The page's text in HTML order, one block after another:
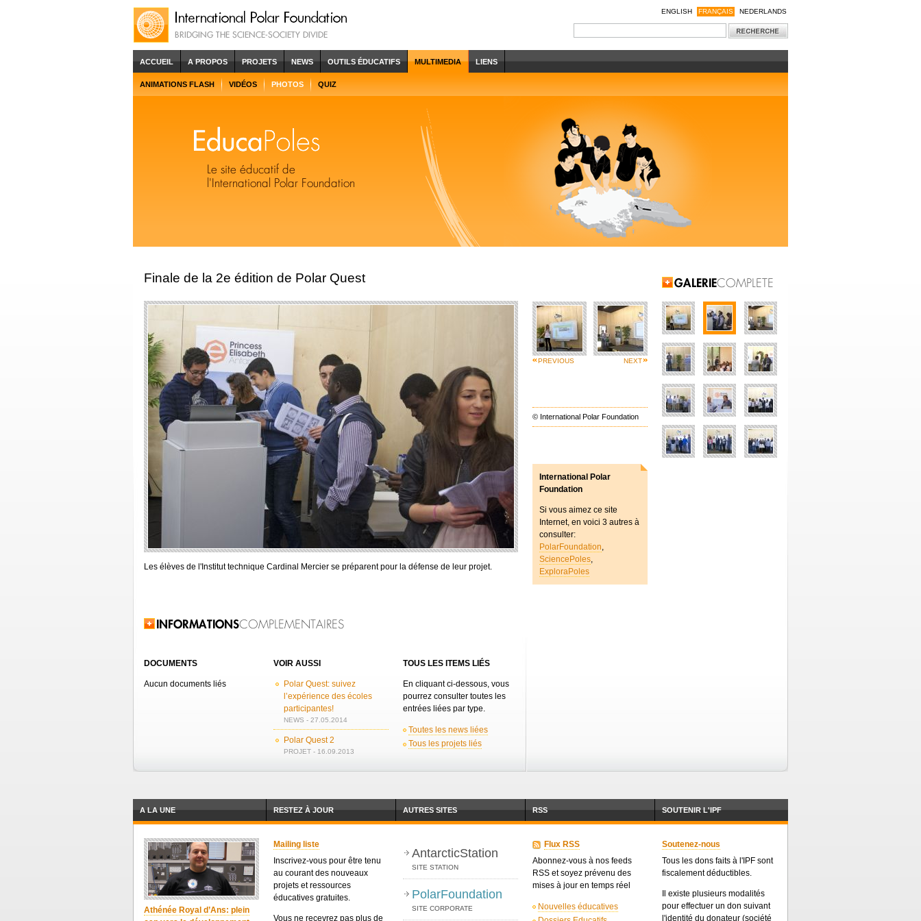
ENGLISH FRANÇAIS NEDERLANDS
ACCUEIL A PROPOS PROJETS NEWS OUTILS ÉDUCATIFS MULTIMEDIA LIENS
ANIMATIONS FLASH VIDÉOS PHOTOS QUIZ
Finale de la 2e édition de Polar Quest
Les élèves de l'Institut technique Cardinal Mercier se préparent pour la défense de leur projet.
Related Information
DOCUMENTS
Aucun documents liés
VOIR AUSSI
Polar Quest: suivez
l’expérience des écoles
participantes!
NEWS - 27.05.2014
Polar Quest 2
PROJET - 16.09.2013
TOUS LES ITEMS LIÉS
En cliquant ci-dessous, vous
pourrez consulter toutes les
entrées liées par type.
Toutes les news liées
Tous les projets liés
PREVIOUS NEXT
© International Polar Foundation
International Polar
Foundation
Si vous aimez ce site
Internet, en voici 3 autres à
consulter:
PolarFoundation
SciencePoles
ExploraPoles
Galerie Complète
A LA UNE
Athénée Royal d’Ans: plein
RESTEZ À JOUR
Mailing liste
Inscrivez-vous pour être tenu
au courant des nouveaux
projets et ressources
éducatives gratuites.
Vous ne recevrez pas plus de
AUTRES SITES
AntarcticStation
SITE STATION
PolarFoundation
SITE CORPORATE
RSS
Flux RSS
Abonnez-vous à nos feeds
RSS et soyez prévenu des
mises à jour en temps réel
Nouvelles éducatives
SOUTENIR L'IPF
Soutenez-nous
Tous les dons faits à l'IPF sont
fiscalement déductibles.
Il existe plusieurs modalités
pour effectuer un don suivant
l'identité du donateur (société